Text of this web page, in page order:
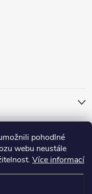
pohodlné
webu neustále
Více informací